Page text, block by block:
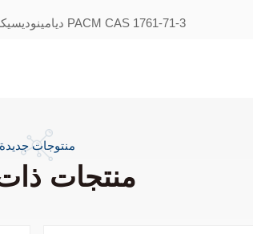
4،4'-ديامينوديسيكلوهيكسيل الميثان PACM CAS 1761-71-3
منتوجات جديدة
منتجات